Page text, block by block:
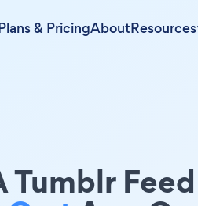
& PricingAboutResources
Tumblr Feed